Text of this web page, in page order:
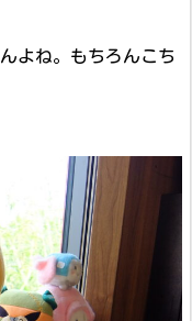
よね。もちろんこち